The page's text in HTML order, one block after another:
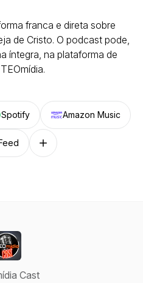
franca e direta sobre
de Cristo. O podcast pode,
íntegra, na plataforma de
Spotify Amazon Music
Follow on other platforms
Cast